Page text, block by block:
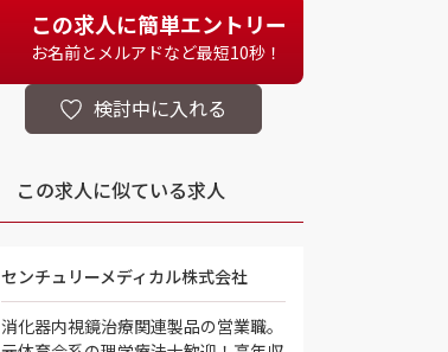
この求人に簡単エントリー
お名前とメルアドなど最短10秒！
この求人に似ている求人
センチュリーメディカル株式会社
消化器内視鏡治療関連製品の営業職。